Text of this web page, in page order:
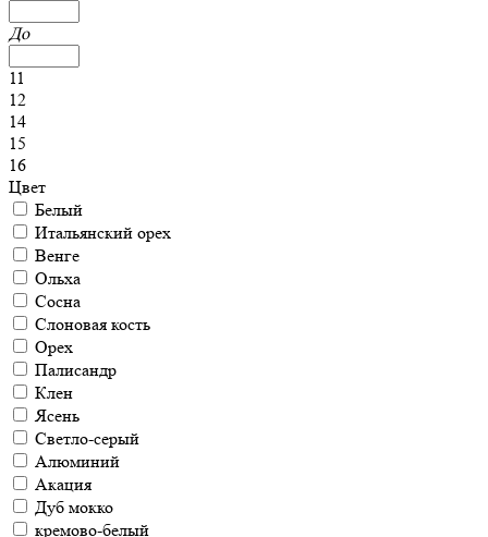
До
11
12
14
15
16
Цвет
Белый
Итальянский орех
Венге
Ольха
Сосна
Слоновая кость
Орех
Палисандр
Клен
Ясень
Светло-серый
Алюминий
Акация
Дуб мокко
кремово-белый